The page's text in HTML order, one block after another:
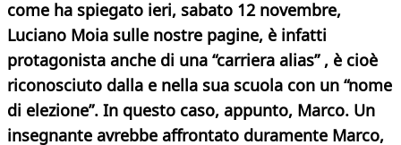
come ha spiegato ieri, sabato 12 novembre,
Luciano Moia sulle nostre pagine, è infatti
protagonista anche di una “carriera alias” , è cioè
riconosciuto dalla e nella sua scuola con un “nome
di elezione”. In questo caso, appunto, Marco. Un
insegnante avrebbe affrontato duramente Marco,